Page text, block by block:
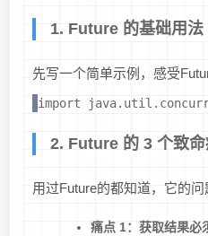
1. Future 的基础用法
先写一个简单示例，感受
import
2. Future 的 3 个致命
用过Future的都知道，它的问
痛点 1：获取结果必